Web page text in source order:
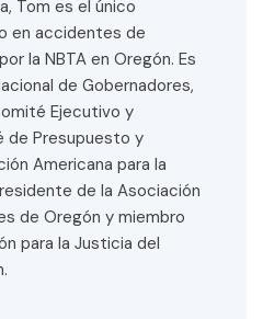
Tom es el único
en accidentes de
la NBTA en Oregón. Es
de Gobernadores,
Ejecutivo y
de Presupuesto y
Americana para la
de la Asociación
de Oregón y miembro
para la Justicia del